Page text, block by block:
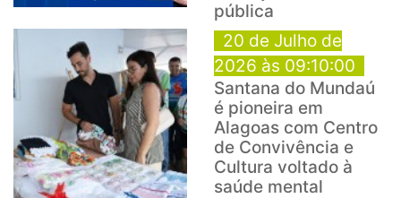
pública
20 de Julho de
2026 às 09:10:00
Santana do Mundaú
é pioneira em
Alagoas com Centro
de Convivência e
Cultura voltado à
saúde mental